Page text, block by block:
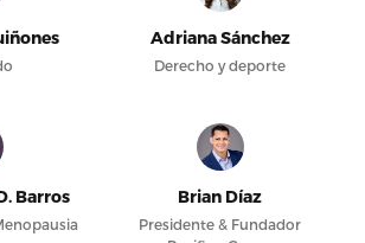
Adriana Sánchez
Derecho y deporte
Barros Brian Díaz
Presidente & Fundador